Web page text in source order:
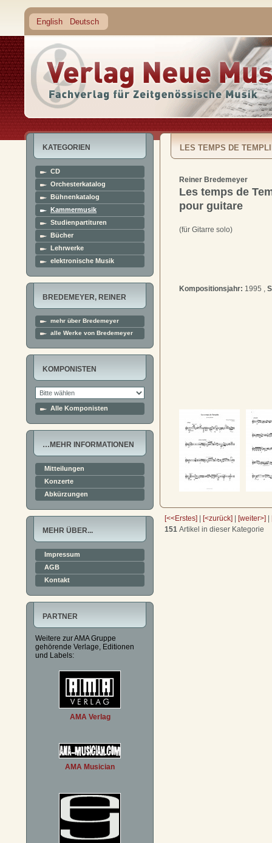
English Deutsch
KATEGORIEN
CD
Orchesterkatalog
Bühnenkatalog
Kammermusik
Studienpartituren
Bücher
Lehrwerke
elektronische Musik
BREDEMEYER, REINER
mehr über Bredemeyer
alle Werke von Bredemeyer
KOMPONISTEN
Alle Komponisten
…MEHR INFORMATIONEN
Mitteilungen
Konzerte
Abkürzungen
MEHR ÜBER...
Impressum
AGB
Kontakt
PARTNER
Weitere zur AMA Gruppe
gehörende Verlage, Editionen
und Labels:
AMA Verlag
AMA Musician
LES TEMPS DE
Reiner Bredemeyer
Les temps de
pour guitare
(für Gitarre solo)
Kompositionsjahr: 1995 ,
[<<Erstes] | [<zurück] | [weiter>] |
151 Artikel in dieser Kategorie